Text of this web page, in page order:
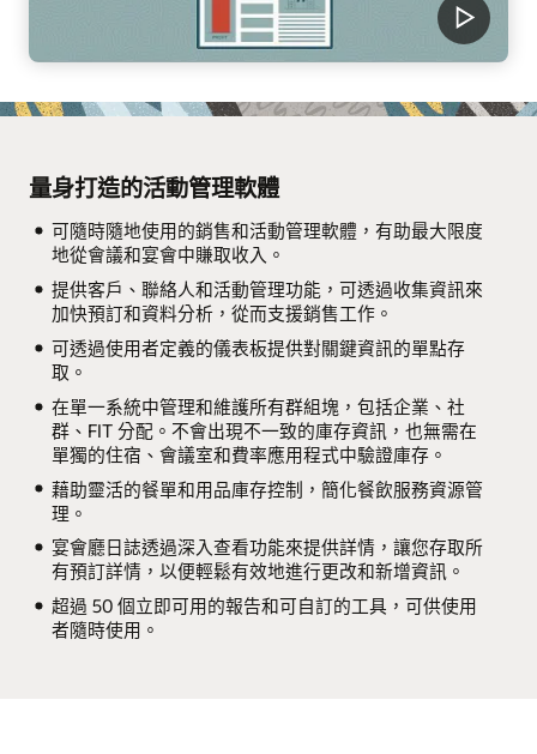
量身打造的活動管理軟體
可隨時隨地使用的銷售和活動管理軟體，有助最大限度
地從會議和宴會中賺取收入。
提供客戶、聯絡人和活動管理功能，可透過收集資訊來
加快預訂和資料分析，從而支援銷售工作。
可透過使用者定義的儀表板提供對關鍵資訊的單點存
取。
在單一系統中管理和維護所有群組塊，包括企業、社
群、FIT 分配。不會出現不一致的庫存資訊，也無需在
單獨的住宿、會議室和費率應用程式中驗證庫存。
藉助靈活的餐單和用品庫存控制，簡化餐飲服務資源管
理。
宴會廳日誌透過深入查看功能來提供詳情，讓您存取所
有預訂詳情，以便輕鬆有效地進行更改和新增資訊。
超過 50 個立即可用的報告和可自訂的工具，可供使用
者隨時使用。